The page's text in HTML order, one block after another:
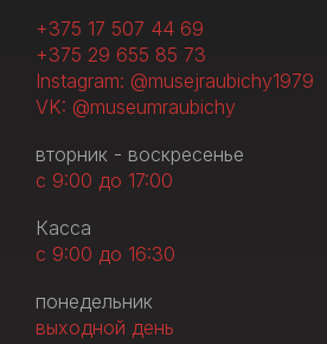
+375 17 507 44 69
+375 29 655 85 73
Instagram: @musejraubichy1979
VK: @museumraubichy
вторник - воскресенье
с 9:00 до 17:00
Касса
с 9:00 до 16:30
понедельник
выходной день